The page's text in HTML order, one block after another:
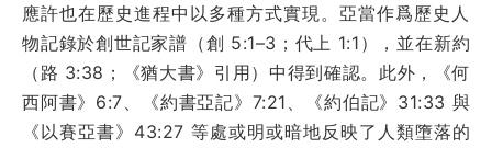
應許也在歷史進程中以多種方式實現。亞當作爲歷史人
物記錄於創世記家譜（創 5:1–3；代上 1:1），並在新約
（路 3:38；《猶大書》引用）中得到確認。此外，《何
西阿書》6:7、《約書亞記》7:21、《約伯記》31:33 與
《以賽亞書》43:27 等處或明或暗地反映了人類墮落的